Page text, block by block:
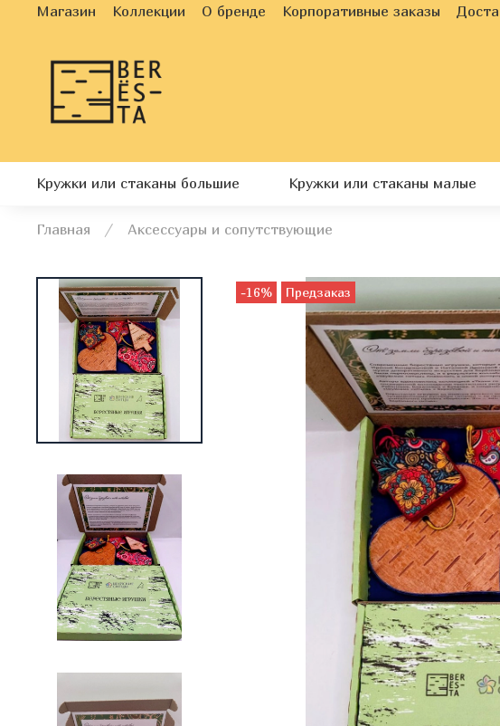
Магазин Коллекции О бренде Корпоративные заказы
Кружки или стаканы большие Кружки или стаканы малые
Главная Аксессуары и сопутствующие
-16% Предзаказ